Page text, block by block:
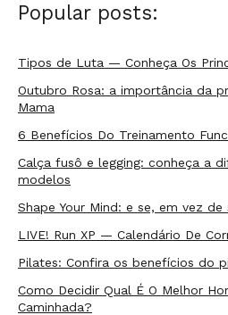
Popular posts:
Tipos de Luta — Conheça Os
Outubro Rosa: a importância da
Mama
6 Benefícios Do Treinamento
Calça fusô e legging: conheça a
modelos
Shape Your Mind: e se, em vez
LIVE! Run XP — Calendário De
Pilates: Confira os benefícios do
Como Decidir Qual É O Melhor
Caminhada?